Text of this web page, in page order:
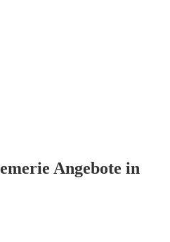
Angebote in